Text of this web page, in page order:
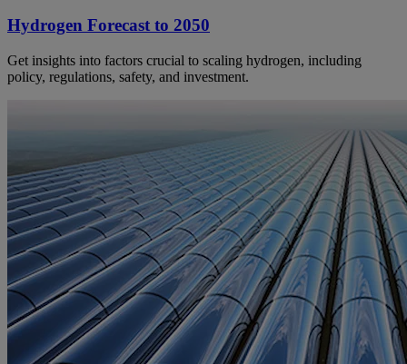
Hydrogen Forecast to 2050
Get insights into factors crucial to scaling hydrogen, including
policy, regulations, safety, and investment.